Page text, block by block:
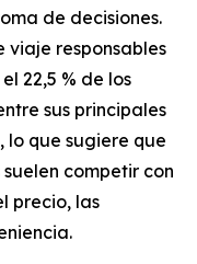
de decisiones.
viaje responsables
22,5 % de los
sus principales
que sugiere que
competir con
precio, las